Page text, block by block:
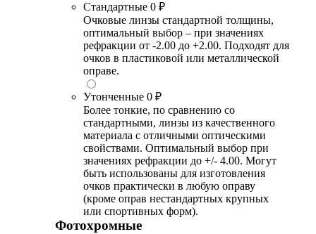
Стандартные 0 ₽
Очковые линзы стандартной толщины,
оптимальный выбор – при значениях
рефракции от -2.00 до +2.00. Подходят для
очков в пластиковой или металлической
оправе.
Утонченные 0 ₽
Более тонкие, по сравнению со
стандартными, линзы из качественного
материала с отличными оптическими
свойствами. Оптимальный выбор при
значениях рефракции до +/- 4.00. Могут
быть использованы для изготовления
очков практически в любую оправу
(кроме оправ нестандартных крупных
или спортивных форм).
Фотохромные